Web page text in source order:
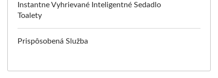
Instantne Vyhrievané Inteligentné Sedadlo
Toalety
Prispôsobená Služba